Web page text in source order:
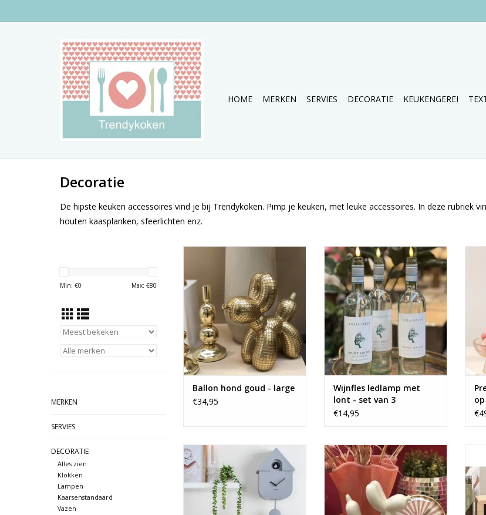
HOME MERKEN SERVIES DECORATIE KEUKENGEREI
Decoratie
De hipste keuken accessoires vind je bij Trendykoken. Pimp je keuken, met leuke accessoires. In deze rubriek
houten kaasplanken, sfeerlichten enz.
Min: €0 Max: €80
MERKEN
SERVIES
DECORATIE
Alles zien
Klokken
Lampen
Kaarsenstandaard
Vazen
Ballon hond goud - large
€34,95
Superleuke set van led kaarsjes
met lont.
TOEVOEGEN AAN WINKELWAGEN
Wijnfles ledlamp met
lont - set van 3
€14,95
Elk uur een glimlach op jouw
TOEVOEGEN AAN WINKELWAGEN
Love this dog!
TOEVOEGEN AAN WINKELWAGEN